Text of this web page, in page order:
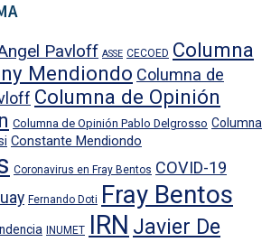
Pavloff ASSE CECOED Columna
Mendiondo Columna de
Columna de Opinión
Columna de Opinión Pablo Delgrosso Columna
Constante Mendiondo
Coronavirus en Fray Bentos COVID-19
Fernando Doti Fray Bentos
INUMET IRN Javier De